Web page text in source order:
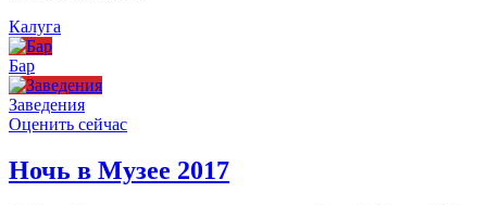
Калуга
Бар
Заведения
Оценить сейчас
Ночь в Музее 2017